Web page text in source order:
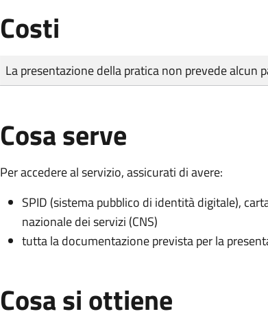
Costi
Tipo di pagamento
Importo
La presentazione della pratica non prevede alcun
Cosa serve
Per accedere al servizio, assicurati di avere:
SPID (sistema pubblico di identità digitale),
nazionale dei servizi (CNS)
tutta la documentazione prevista per la
Cosa si ottiene